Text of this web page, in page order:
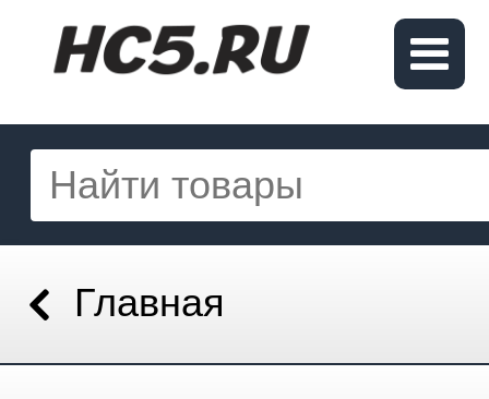
Главная